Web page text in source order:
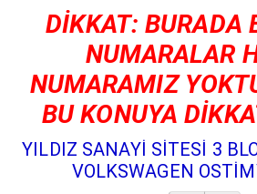
DİKKAT: BURADA
NUMARALAR
NUMARAMIZ
BU KONUYA
YILDIZ SANAYİ SİTESİ 3
VOLKSWAGEN